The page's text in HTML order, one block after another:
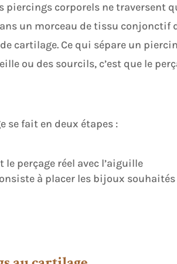
piercings corporels ne traversent
un morceau de tissu conjonctif
cartilage. Ce qui sépare un
ou des sourcils, c’est que le
se fait en deux étapes :
le perçage réel avec l’aiguille
à placer les bijoux souhaités